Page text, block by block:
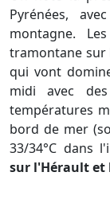
Pyrénées,
montagne.
tramontane sur
qui vont
midi avec
températures
bord de mer
33/34°C dans
sur l'Hérault et